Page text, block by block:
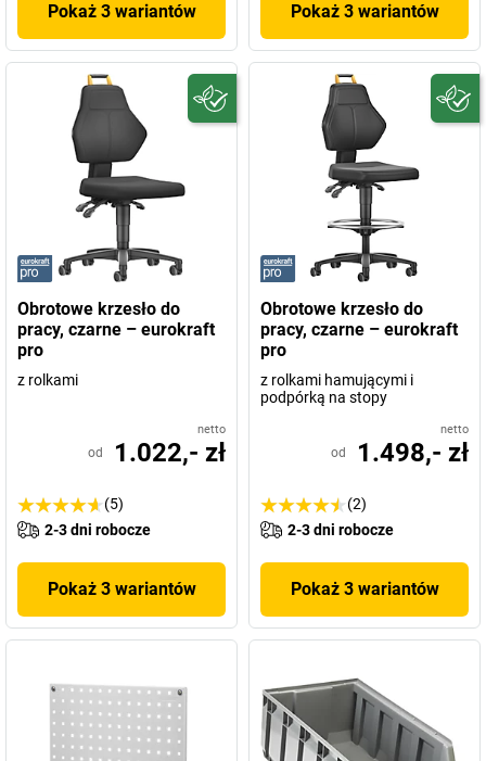
Pokaż 3 wariantów Pokaż 3 wariantów
Obrotowe krzesło do
pracy, czarne – eurokraft
pro
z rolkami
netto
od 1.022,- zł
(5)
2-3 dni robocze
Pokaż 3 wariantów
Obrotowe krzesło do
pracy, czarne – eurokraft
pro
z rolkami hamującymi i
podpórką na stopy
netto
od 1.498,- zł
(2)
2-3 dni robocze
Pokaż 3 wariantów